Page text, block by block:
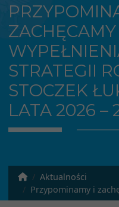
STRATEGII
STOCZEK
LATA 2026 –
Aktualności
Przypominamy i zachęcamy do wypełnienia